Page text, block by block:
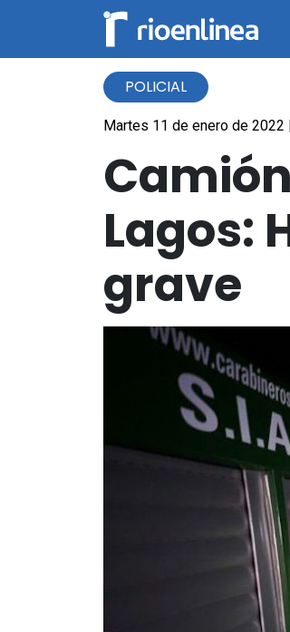
POLICIAL
Martes 11 de enero de 2022
Lagos:
grave